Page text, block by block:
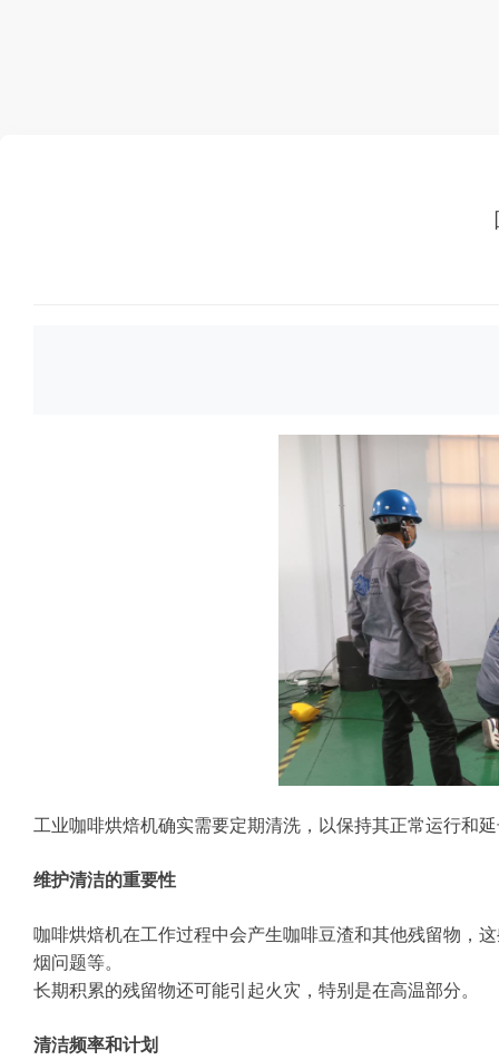
工业咖啡烘焙机确实需要定期清洗，以保持其正常运行和
维护清洁的重要性
咖啡烘焙机在工作过程中会产生咖啡豆渣和其他残留物，
烟问题等。
长期积累的残留物还可能引起火灾，特别是在高温部分。
清洁频率和计划